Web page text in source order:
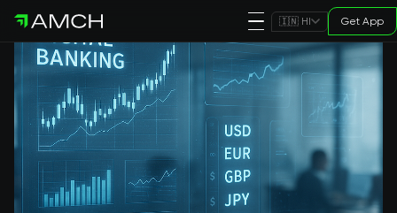
🇮🇳 HI Get App